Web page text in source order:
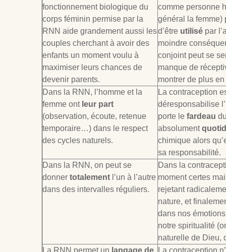
fonctionnement biologique du
corps féminin permise par la
RNN aide grandement aussi les
couples cherchant à avoir des
enfants un moment voulu à
maximiser leurs chances de
devenir parents.
comme personne
général la femme)
d’être utilisé par
moindre
conjoint peut se
manque de
montrer de plus
Dans la RNN, l’homme et la
femme ont leur part
(observation, écoute, retenue
temporaire…) dans le respect
des cycles naturels.
La contraception
déresponsabilise
porte le fardeau
absolument
chimique alors
sa responsabilité.
Dans la RNN, on peut se
donner totalement l’un à l’autre
dans des intervalles réguliers.
Dans la
moment certes
rejetant
nature, et
dans nos
notre spiritualité
naturelle de Dieu,